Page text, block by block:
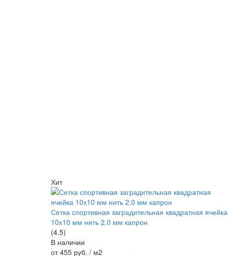
Хит
Сетка спортивная заградительная квадратная ячейка
10х10 мм нить 2,0 мм капрон
(4.5)
В наличии
от 455 руб. / м2